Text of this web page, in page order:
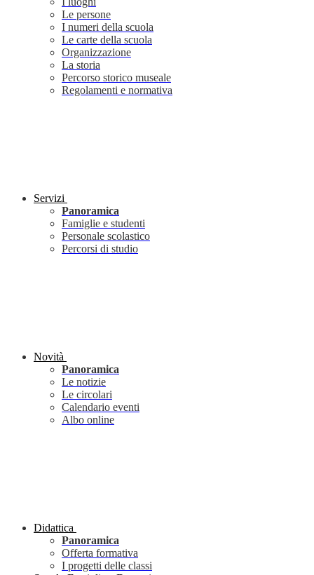
Le persone
I numeri della scuola
Le carte della scuola
Organizzazione
La storia
Percorso storico museale
Regolamenti e normativa
Servizi
Panoramica
Famiglie e studenti
Personale scolastico
Percorsi di studio
Novità
Panoramica
Le notizie
Le circolari
Calendario eventi
Albo online
Didattica
Panoramica
Offerta formativa
I progetti delle classi